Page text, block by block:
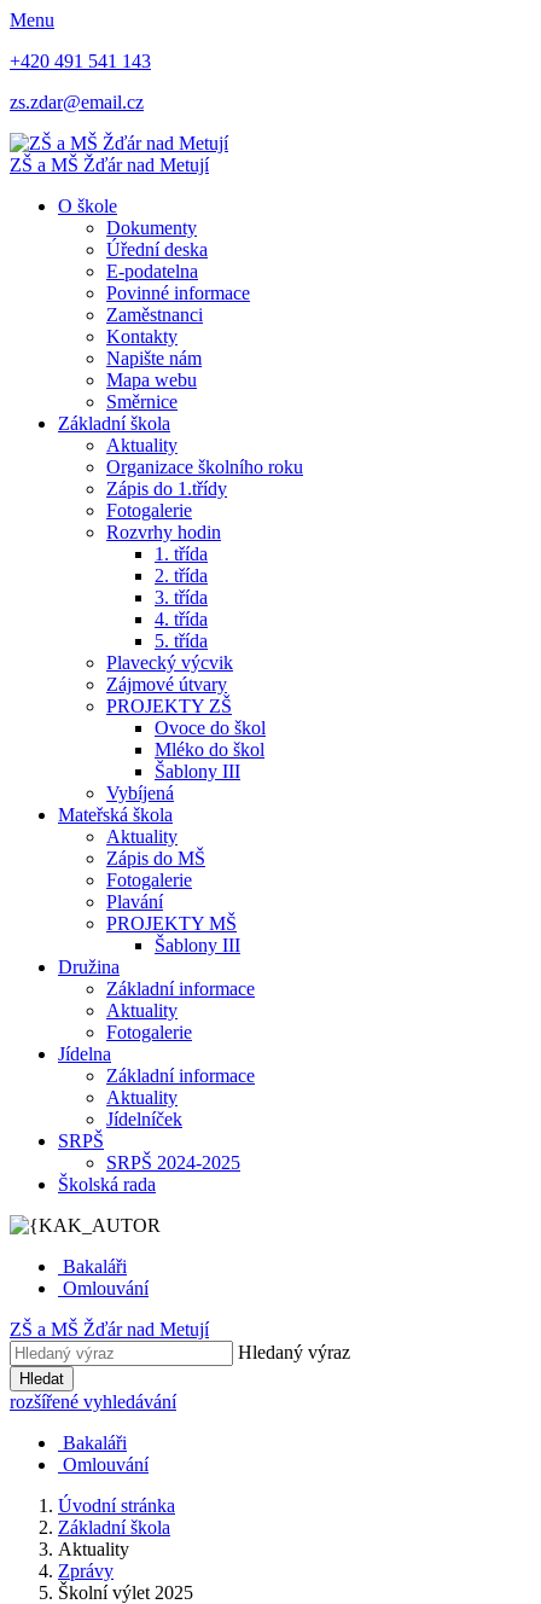
Menu
+420 491 541 143
zs.zdar@email.cz
ZŠ a MŠ Žďár nad Metují
O škole
Dokumenty
Úřední deska
E-podatelna
Povinné informace
Zaměstnanci
Kontakty
Napište nám
Mapa webu
Směrnice
Základní škola
Aktuality
Organizace školního roku
Zápis do 1.třídy
Fotogalerie
Rozvrhy hodin
1. třída
2. třída
3. třída
4. třída
5. třída
Plavecký výcvik
Zájmové útvary
PROJEKTY ZŠ
Ovoce do škol
Mléko do škol
Šablony III
Vybíjená
Mateřská škola
Aktuality
Zápis do MŠ
Fotogalerie
Plavání
PROJEKTY MŠ
Šablony III
Družina
Základní informace
Aktuality
Fotogalerie
Jídelna
Základní informace
Aktuality
Jídelníček
SRPŠ
SRPŠ 2024-2025
Školská rada
Bakaláři
Omlouvání
ZŠ a MŠ Žďár nad Metují
Hledaný výraz
Hledat
rozšířené vyhledávání
Bakaláři
Omlouvání
Úvodní stránka
Základní škola
Aktuality
Zprávy
Školní výlet 2025